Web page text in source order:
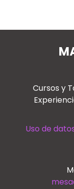
Cursos y
Uso de